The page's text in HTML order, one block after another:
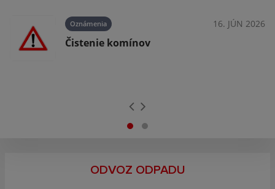
Oznámenia 16. JÚN 2026
Čistenie komínov
ODVOZ ODPADU